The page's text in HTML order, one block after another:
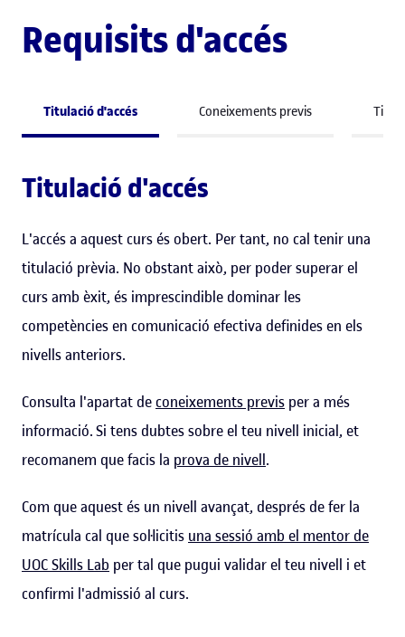
Requisits d'accés
Titulació d'accés Coneixements previs
Titulació d'accés
L'accés a aquest curs és obert. Per tant, no cal tenir una
titulació prèvia. No obstant això, per poder superar el
curs amb èxit, és imprescindible dominar les
competències en comunicació efectiva definides en els
nivells anteriors.
Consulta l'apartat deconeixements previs per a més
informació. Si tens dubtes sobre el teu nivell inicial, et
recomanem que facis la prova de nivell.
Com que aquest és un nivell avançat, després de fer la
matrícula cal que sol·licitis una sessió amb el mentor de
UOC Skills Lab per tal que pugui validar el teu nivell i et
confirmi l'admissió al curs.